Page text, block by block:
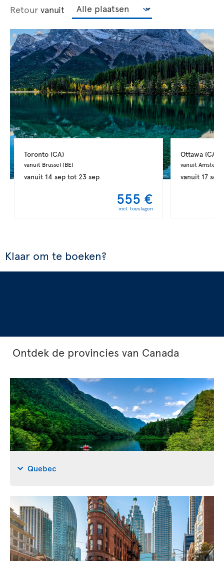
Retour vanuit
Toronto (CA)
vanuit Brussel (BE)
vanuit 14 septot 23 sep
555 €
incl. toeslagen
Ottawa (CA)
vanuit
vanuit 17 sep
Klaar om te boeken?
Ontdek de provincies van Canada
Quebec